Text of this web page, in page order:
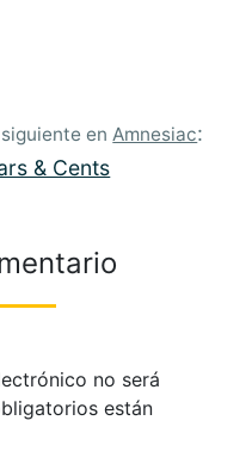
en Amnesiac:
& Cents
no será
están